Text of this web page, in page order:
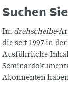
Suchen
Im drehscheibe-
die seit 1997 in der
Ausführliche
Abonnenten